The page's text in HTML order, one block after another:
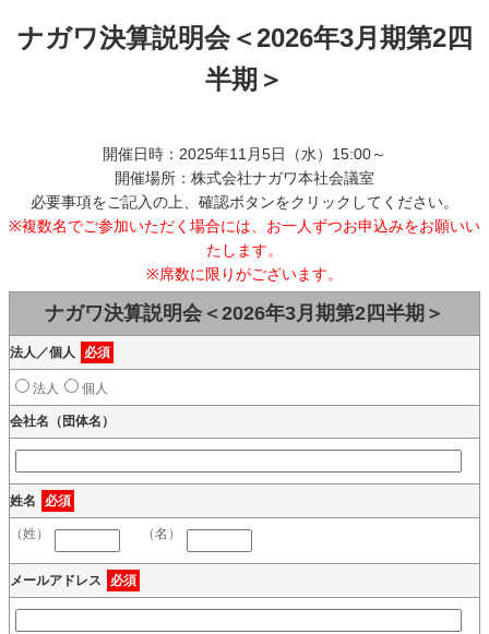
ナガワ決算説明会＜2026年3月期第2四
半期＞
開催日時：2025年11月5日（水）15:00～
開催場所：株式会社ナガワ本社会議室
必要事項をご記入の上、確認ボタンをクリックしてください。
※複数名でご参加いただく場合には、お一人ずつお申込みをお願いい
たします。
※席数に限りがございます。
ナガワ決算説明会＜2026年3月期第2四半期＞
法人／個人 必須
法人 個人
会社名（団体名）
姓名 必須
（姓） （名）
メールアドレス 必須